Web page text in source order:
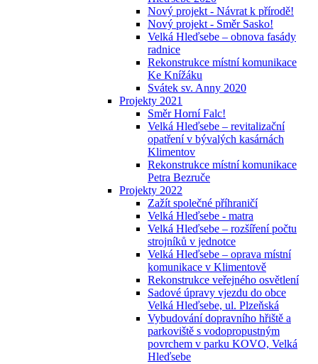
Nový projekt - Návrat k přírodě!
Nový projekt - Směr Sasko!
Velká Hleďsebe – obnova fasády
radnice
Rekonstrukce místní komunikace
Ke Knížáku
Svátek sv. Anny 2020
Projekty 2021
Směr Horní Falc!
Velká Hleďsebe – revitalizační
opatření v bývalých kasárnách
Klimentov
Rekonstrukce místní komunikace
Petra Bezruče
Projekty 2022
Zažít společné příhraničí
Velká Hleďsebe - matra
Velká Hleďsebe – rozšíření počtu
strojníků v jednotce
Velká Hleďsebe – oprava místní
komunikace v Klimentově
Rekonstrukce veřejného osvětlení
Sadové úpravy vjezdu do obce
Velká Hleďsebe, ul. Plzeňská
Vybudování dopravního hřiště a
parkoviště s vodopropustným
povrchem v parku KOVO, Velká
Hleďsebe